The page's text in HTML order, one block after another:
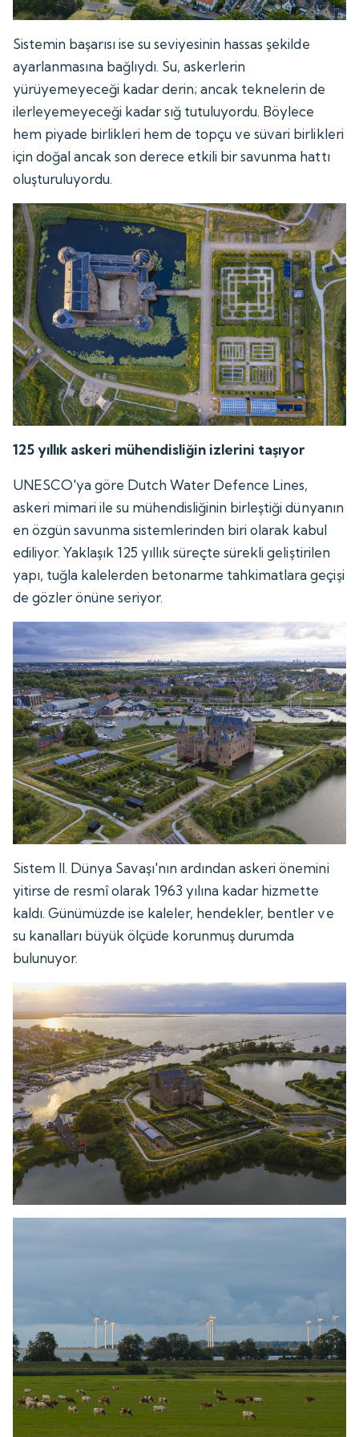
Sistemin başarısı ise su seviyesinin hassas şekilde
ayarlanmasına bağlıydı. Su, askerlerin
yürüyemeyeceği kadar derin; ancak teknelerin de
ilerleyemeyeceği kadar sığ tutuluyordu. Böylece
hem piyade birlikleri hem de topçu ve süvari birlikleri
için doğal ancak son derece etkili bir savunma hattı
oluşturuluyordu.
125 yıllık askeri mühendisliğin izlerini taşıyor
UNESCO'ya göre Dutch Water Defence Lines,
askeri mimari ile su mühendisliğinin birleştiği dünyanın
en özgün savunma sistemlerinden biri olarak kabul
ediliyor. Yaklaşık 125 yıllık süreçte sürekli geliştirilen
yapı, tuğla kalelerden betonarme tahkimatlara geçişi
de gözler önüne seriyor.
Sistem II. Dünya Savaşı'nın ardından askeri önemini
yitirse de resmî olarak 1963 yılına kadar hizmette
kaldı. Günümüzde ise kaleler, hendekler, bentler ve
su kanalları büyük ölçüde korunmuş durumda
bulunuyor.